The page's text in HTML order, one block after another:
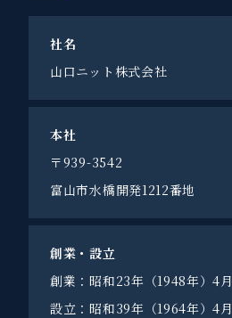
社名
山口ニット株式会社
本社
〒939-3542
富山市水橋開発1212番地
創業・設立
創業：昭和23年（1948年）4月
設立：昭和39年（1964年）4月